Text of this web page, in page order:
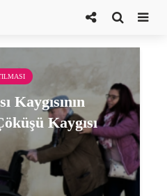
Kaygısının
Kaygısı